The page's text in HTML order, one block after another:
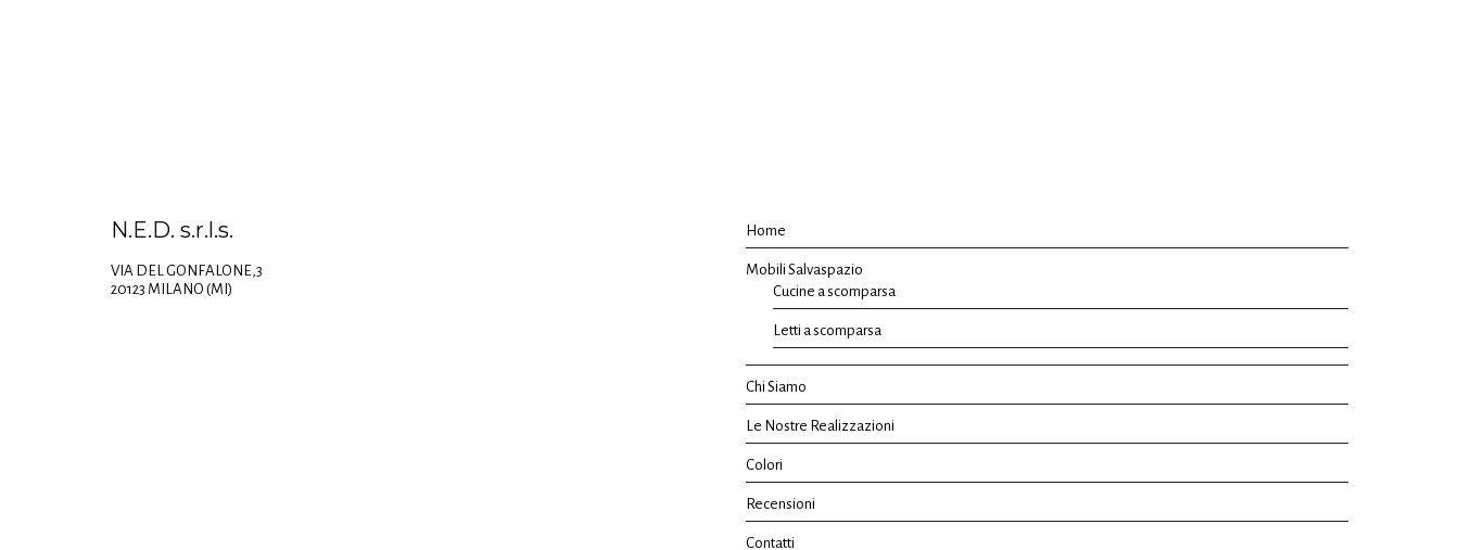
N.E.D. s.r.l.s.
VIA DEL GONFALONE,3
20123 MILANO (MI)
Home
Mobili Salvaspazio
Cucine a scomparsa
Letti a scomparsa
Chi Siamo
Le Nostre Realizzazioni
Colori
Recensioni
Contatti